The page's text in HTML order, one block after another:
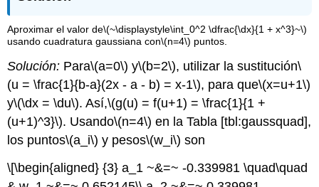
Aproximar el valor de\(~\displaystyle\int_0^2 \dfrac{\dx}{1 + x^3}~\)
usando cuadratura gaussiana con\(n=4\) puntos.
Solución: Para\(a=0\) y\(b=2\), utilizar la sustitución\
(u = \frac{1}{b-a}(2x - a - b) = x-1\), para que\(x=u+1\)
y\(\dx = \du\). Así,\(g(u) = f(u+1) = \frac{1}{1 +
(u+1)^3}\). Usando\(n=4\) en la Tabla [tbl:gaussquad],
los puntos\(a_i\) y pesos\(w_i\) son
\[\begin{aligned} {3} a_1 ~&=~ -0.339981 \quad\quad